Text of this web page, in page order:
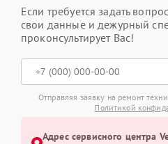
Если требуется задать
свои данные и дежурный
проконсультирует Вас!
Отправляя заявку на ремонт
Политикой
Адрес сервисного центра